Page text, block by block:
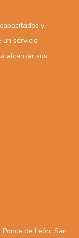
y
un servicio
alcanzar sus
de León, San